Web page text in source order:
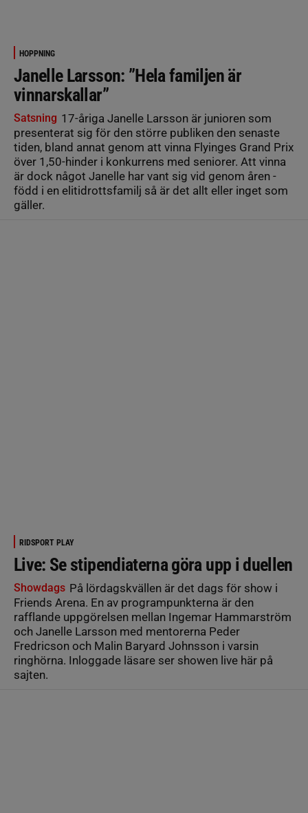
HOPPNING
Janelle Larsson: ”Hela familjen är
vinnarskallar”
Satsning 17-åriga Janelle Larsson är junioren som
presenterat sig för den större publiken den senaste
tiden, bland annat genom att vinna Flyinges Grand Prix
över 1,50-hinder i konkurrens med seniorer. Att vinna
är dock något Janelle har vant sig vid genom åren -
född i en elitidrottsfamilj så är det allt eller inget som
gäller.
RIDSPORT PLAY
Live: Se stipendiaterna göra upp i duellen
Showdags På lördagskvällen är det dags för show i
Friends Arena. En av programpunkterna är den
rafflande uppgörelsen mellan Ingemar Hammarström
och Janelle Larsson med mentorerna Peder
Fredricson och Malin Baryard Johnsson i varsin
ringhörna. Inloggade läsare ser showen live här på
sajten.